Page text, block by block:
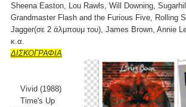
Sheena Easton, Lou Rawls, Will Downing,
Grandmaster Flash and the Furious Five, Rolling
Jagger(σε 2 άλμπουμ του), James Brown, Annie
κ.α.
ΔΙΣΚΟΓΡΑΦΙΑ
Vivid (1988)
Time's Up